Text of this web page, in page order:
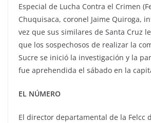
Especial de Lucha Contra el Crimen
Chuquisaca, coronel Jaime Quiroga,
vez que sus similares de Santa Cruz
que los sospechosos de realizar la
Sucre se inició la investigación y la
fue aprehendida el sábado en la
EL NÚMERO
El director departamental de la Felcc